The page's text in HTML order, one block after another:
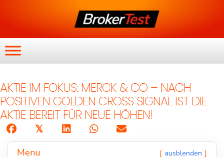
AKTIE IM FOKUS: MERCK & CO – NACH
POSITIVEN GOLDEN CROSS SIGNAL IST DIE
AKTIE BEREIT FÜR NEUE HÖHEN!
𝕏
Menu ausblenden